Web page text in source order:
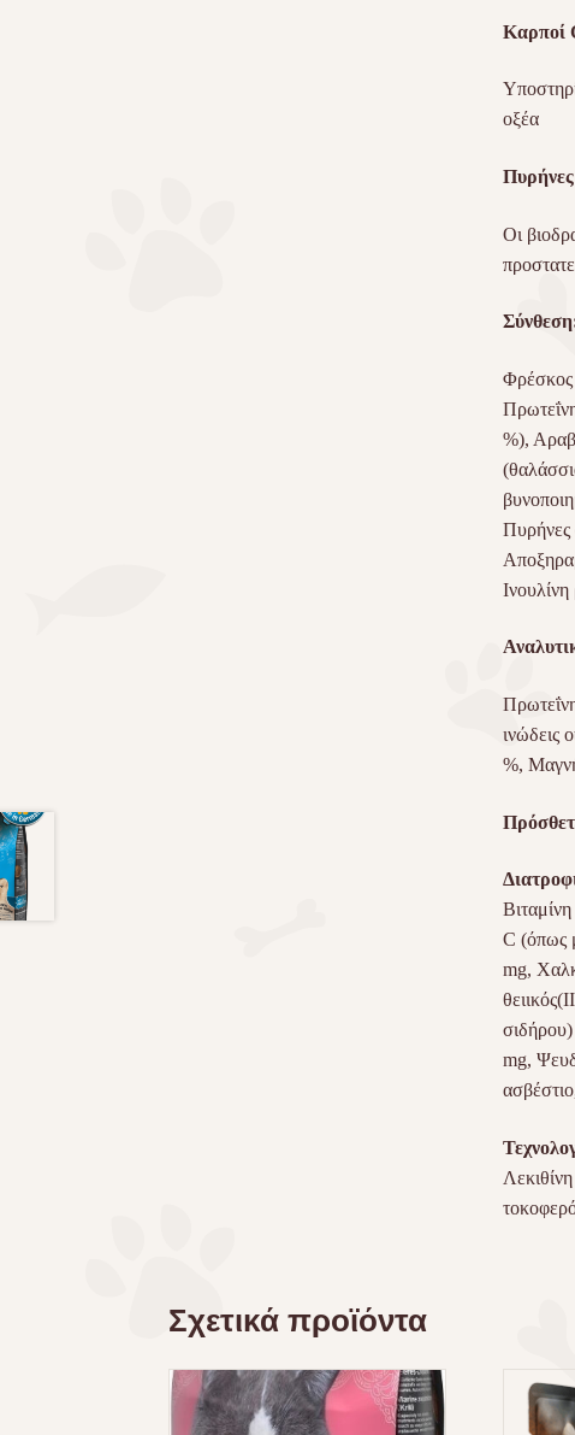
Καρποί
οξέα
Οι
%),
Πυρήνες
ινώδεις
%,
C (όπως
mg,
mg,
Σχετικά προϊόντα